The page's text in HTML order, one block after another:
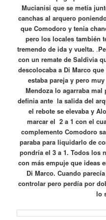
Mucianisi que se metía
canchas al arquero
que Comodoro y tenia
pero los locales también
tremendo de ida y vuelta. .
con un remate de Saldivia
descolocaba a Di Marco
estaba pareja y pero
Mendoza lo agarraba
definia ante la salida del
el rebote se elevaba y
marcar el 2 a 1 con el
complemento Comodoro
paraba para liquidarlo de
pondría el 3 a 1. Todos los
con más empuje que ideas
Di Marco. Cuando
controlar pero perdía por
lo